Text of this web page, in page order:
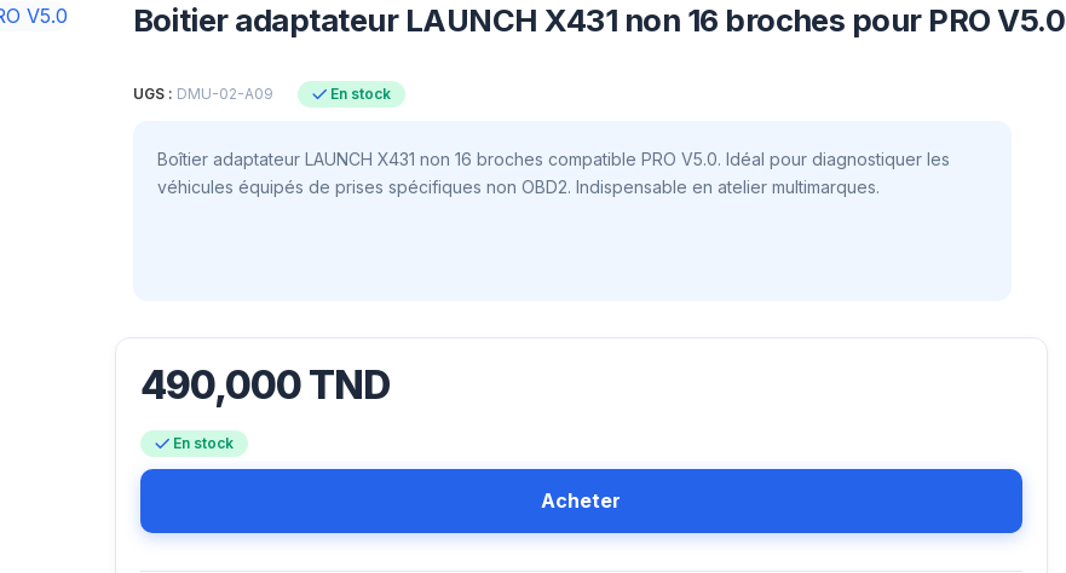
Boitier adaptateur LAUNCH X431 non 16 broches pour PRO V5.0
UGS : DMU-02-A09 En stock
Boîtier adaptateur LAUNCH X431 non 16 broches compatible PRO V5.0. Idéal pour diagnostiquer les
véhicules équipés de prises spécifiques non OBD2. Indispensable en atelier multimarques.
490,000TND
En stock
Acheter